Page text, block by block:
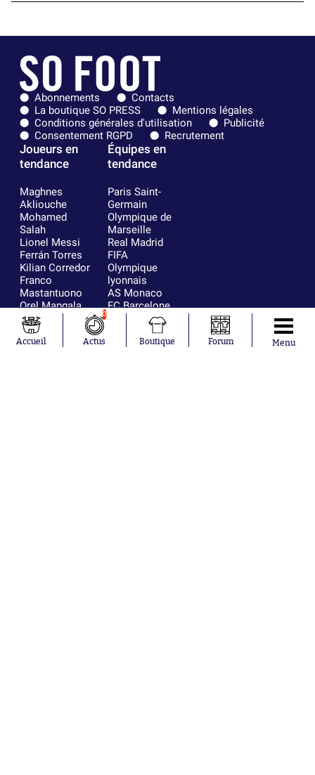
Abonnements
Contacts
La boutique SO PRESS
Mentions légales
Conditions générales d'utilisation
Publicité
Consentement RGPD
Recrutement
Joueurs en
tendance
Maghnes
Akliouche
Mohamed
Salah
Lionel Messi
Ferrán Torres
Kilian Corredor
Franco
Mastantuono
Orel Mangala
Rio Mavuba
Rodri
Mika Godts
Équipes en
tendance
Paris Saint-
Germain
Olympique de
Marseille
Real Madrid
FIFA
Olympique
lyonnais
AS Monaco
FC Barcelone
Argentine
RC Strasbourg
Trabzonspor
Accueil
0
Actus Boutique Forum Menu